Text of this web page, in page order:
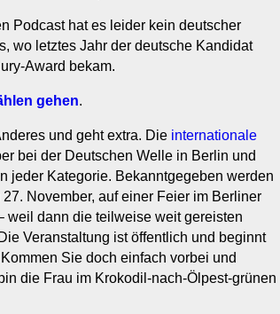
Podcast hat es leider kein deutscher
wo letztes Jahr der deutsche Kandidat
Award bekam.
gehen.
und geht extra. Die internationale
bei der Deutschen Welle in Berlin und
jeder Kategorie. Bekanntgegeben werden
November, auf einer Feier im Berliner
weil dann die teilweise weit gereisten
Veranstaltung ist öffentlich und beginnt
Sie doch einfach vorbei und
die Frau im Krokodil-nach-Ölpest-grünen